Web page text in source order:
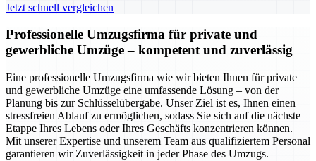
Jetzt schnell vergleichen
Professionelle Umzugsfirma für private und
gewerbliche Umzüge – kompetent und zuverlässig
Eine professionelle Umzugsfirma wie wir bieten Ihnen für private
und gewerbliche Umzüge eine umfassende Lösung – von der
Planung bis zur Schlüsselübergabe. Unser Ziel ist es, Ihnen einen
stressfreien Ablauf zu ermöglichen, sodass Sie sich auf die nächste
Etappe Ihres Lebens oder Ihres Geschäfts konzentrieren können.
Mit unserer Expertise und unserem Team aus qualifiziertem Personal
garantieren wir Zuverlässigkeit in jeder Phase des Umzugs.